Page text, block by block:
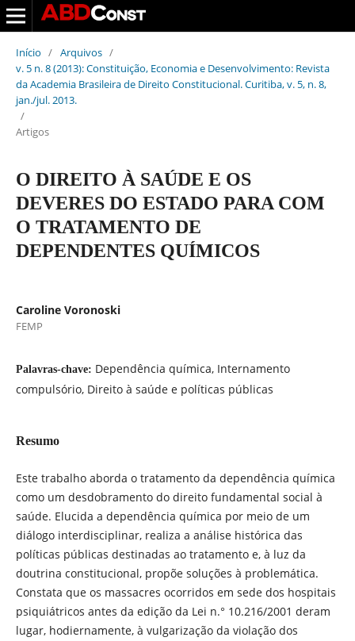
Início / Arquivos /
v. 5 n. 8 (2013): Constituição, Economia e Desenvolvimento: Revista
da Academia Brasileira de Direito Constitucional. Curitiba, v. 5, n. 8,
jan./jul. 2013.
/
Artigos
O DIREITO À SAÚDE E OS
DEVERES DO ESTADO PARA COM
O TRATAMENTO DE
DEPENDENTES QUÍMICOS
Caroline Voronoski
FEMP
Palavras-chave: Dependência química, Internamento
compulsório, Direito à saúde e políticas públicas
Resumo
Este trabalho aborda o tratamento da dependência química
como um desdobramento do direito fundamental social à
saúde. Elucida a dependência química por meio de um
diálogo interdisciplinar, realiza a análise histórica das
políticas públicas destinadas ao tratamento e, à luz da
doutrina constitucional, propõe soluções à problemática.
Constata que os massacres ocorridos em sede dos hospitais
psiquiátricos antes da edição da Lei n.° 10.216/2001 deram
lugar, hodiernamente, à vulgarização da violação dos